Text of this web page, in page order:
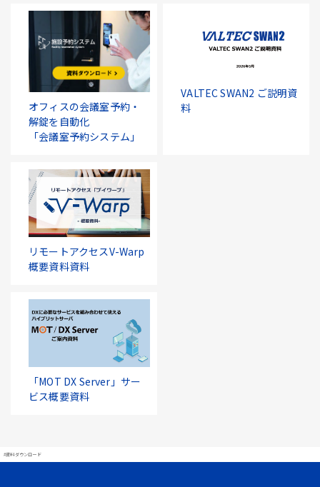
オフィスの会議室予約・
解錠を自動化
「会議室予約システム」
VALTEC SWAN2 ご説明資
料
リモートアクセスV-Warp
概要資料資料
「MOT DX Server」サー
ビス概要資料
#資料ダウンロード